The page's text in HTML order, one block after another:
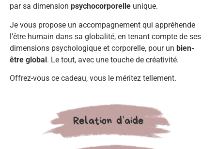
par sa dimension psychocorporelle unique.
Je vous propose un accompagnement qui appréhende
l’être humain dans sa globalité, en tenant compte de ses
dimensions psychologique et corporelle, pour un bien-
être global. Le tout, avec une touche de créativité.
Offrez-vous ce cadeau, vous le méritez tellement.
Relation d’aide